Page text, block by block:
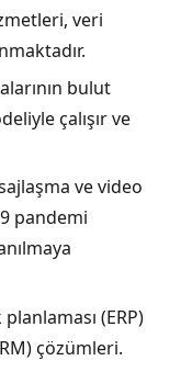
veri
bulut
çalışır ve
ve video
pandemi
(ERP)
çözümleri.